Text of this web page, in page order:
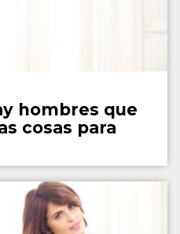
hombres que
cosas para